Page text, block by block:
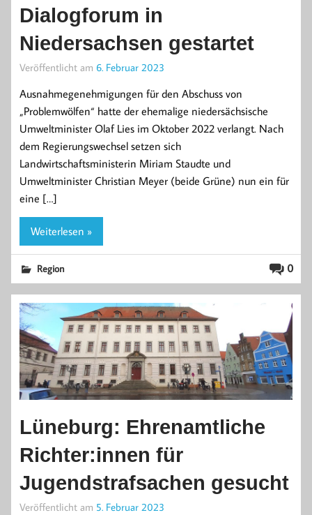
Dialogforum in
Niedersachsen gestartet
Veröffentlicht am 6. Februar 2023
Ausnahmegenehmigungen für den Abschuss von
„Problemwölfen“ hatte der ehemalige niedersächsische
Umweltminister Olaf Lies im Oktober 2022 verlangt. Nach
dem Regierungswechsel setzen sich
Landwirtschaftsministerin Miriam Staudte und
Umweltminister Christian Meyer (beide Grüne) nun ein für
eine […]
Weiterlesen »
0
Region
Lüneburg: Ehrenamtliche
Richter:innen für
Jugendstrafsachen gesucht
Veröffentlicht am 5. Februar 2023